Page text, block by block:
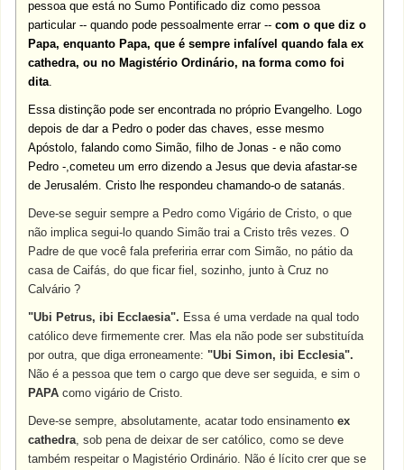
pessoa que está no Sumo Pontificado diz como pessoa
particular -- quando pode pessoalmente errar --com o que diz o
Papa, enquanto Papa, que é sempre infalível quando fala ex
cathedra, ou no Magistério Ordinário, na forma como foi
dita.
Essa distinção pode ser encontrada no próprio Evangelho. Logo
depois de dar a Pedro o poder das chaves, esse mesmo
Apóstolo, falando como Simão, filho de Jonas - e não como
Pedro -,cometeu um erro dizendo a Jesus que devia afastar-se
de Jerusalém. Cristo lhe respondeu chamando-o de satanás.
Deve-se seguir sempre a Pedro como Vigário de Cristo, o que
não implica segui-lo quando Simão trai a Cristo três vezes. O
Padre de que você fala preferiria errar com Simão, no pátio da
casa de Caifás, do que ficar fiel, sozinho, junto à Cruz no
Calvário ?
"Ubi Petrus, ibi Ecclaesia". Essa é uma verdade na qual todo
católico deve firmemente crer. Mas ela não pode ser substituída
por outra, que diga erroneamente:"Ubi Simon, ibi Ecclesia".
Não é a pessoa que tem o cargo que deve ser seguida, e sim o
PAPAcomo vigário de Cristo.
Deve-se sempre, absolutamente, acatar todo ensinamentoex
cathedra, sob pena de deixar de ser católico, como se deve
também respeitar o Magistério Ordinário. Não é lícito crer que se